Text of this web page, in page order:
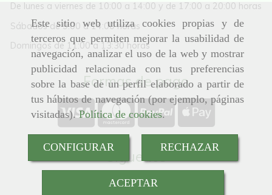
Este sitio web utiliza cookies propias y de
terceros que permiten mejorar la usabilidad de
navegación, analizar el uso de la web y mostrar
publicidad relacionada con tus preferencias
sobre la base de un perfil elaborado a partir de
tus hábitos de navegación (por ejemplo, páginas
visitadas).Política de cookies.
CONFIGURAR RECHAZAR
ACEPTAR
De lunes a viernes de 10:00 a 14:00 y de 17:00 a 20:00 horas
Sábados de 9:00 a 14:00 horas
Domingos de 11:00 a 13:30 horas
Formas de pago
Síguenos